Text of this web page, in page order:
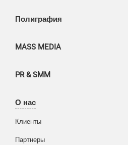
Полиграфия
MASS MEDIA
PR & SMM
О нас
Клиенты
Партнеры
Офисы
Корзина